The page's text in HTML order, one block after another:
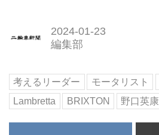
2024-01-23
編集部
考えるリーダー モータリスト
Lambretta
BRIXTON 野口英康